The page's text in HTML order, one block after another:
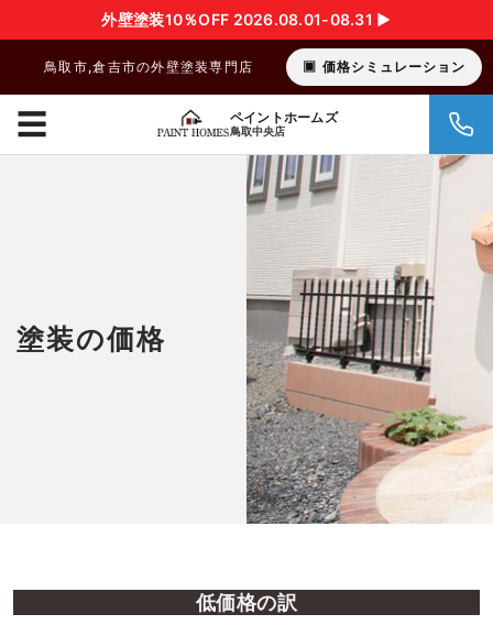
外壁塗装10％OFF 2026.08.01-08.31 ▶︎
鳥取市,倉吉市の外壁塗装専門店 価格シミュレーション
ペイントホームズ
鳥取中央店
☰
塗装の価格
低価格の訳